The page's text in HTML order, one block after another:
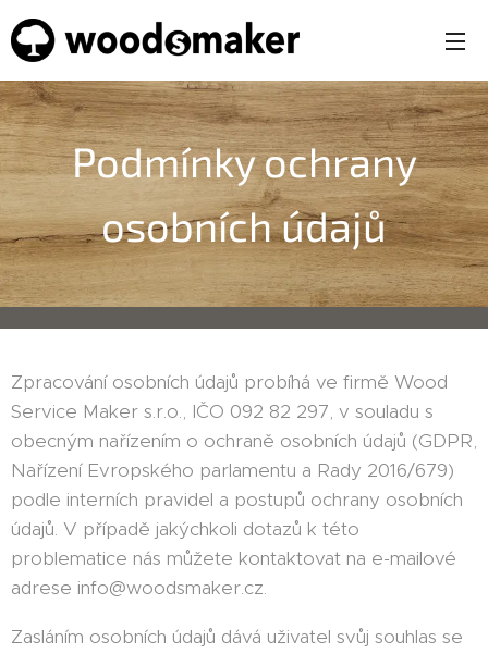
Podmínky ochrany
osobních údajů
Zpracování osobních údajů probíhá ve firmě Wood
Service Maker s.r.o., IČO 092 82 297, v souladu s
obecným nařízením o ochraně osobních údajů (GDPR,
Nařízení Evropského parlamentu a Rady 2016/679)
podle interních pravidel a postupů ochrany osobních
údajů. V případě jakýchkoli dotazů k této
problematice nás můžete kontaktovat na e-mailové
adrese info@woodsmaker.cz.
Zasláním osobních údajů dává uživatel svůj souhlas se